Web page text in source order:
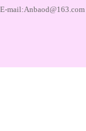
E-mail:Anbaod@163.com